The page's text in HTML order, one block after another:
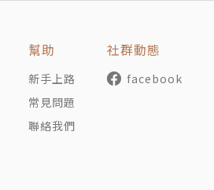
壯麗：傳奇總統卡多索回憶錄》
幫助
新手上路
常見問題
聯絡我們
社群動態
facebook